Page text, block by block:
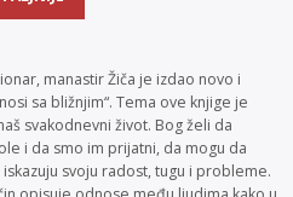
manastir Žiča je izdao novo i
sa bližnjim“. Tema ove knjige je
svakodnevni život. Bog želi da
i da smo im prijatni, da mogu da
svoju radost, tugu i probleme.